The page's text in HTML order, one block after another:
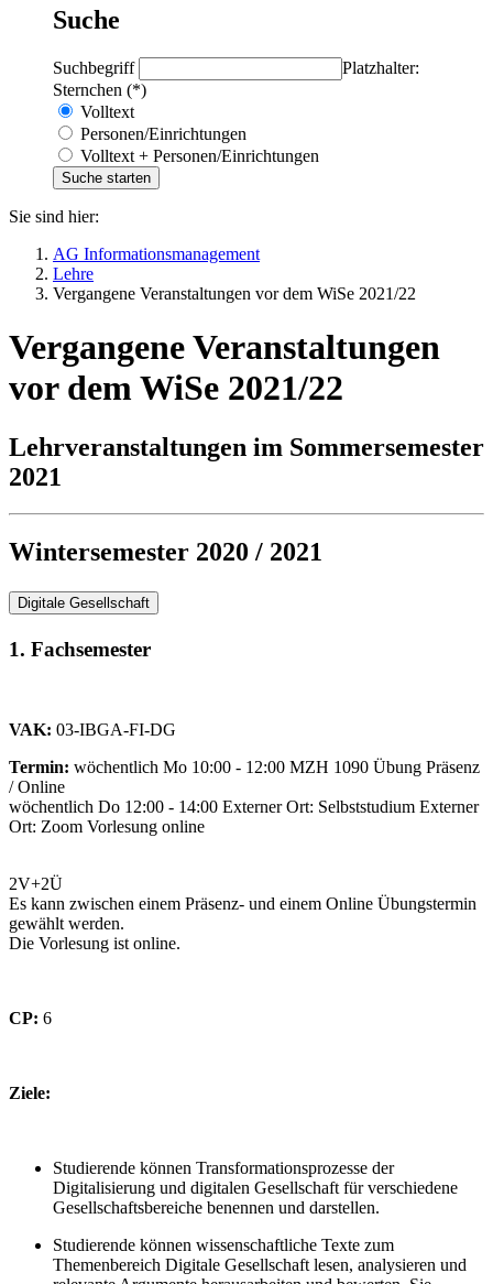
Suche
Suchbegriff
Platzhalter:
Sternchen (*)
Volltext
Personen/Einrichtungen
Volltext + Personen/Einrichtungen
Sie sind hier:
AG Informationsmanagement
Lehre
Vergangene Veranstaltungen vor dem WiSe 2021/22
Vergangene Veranstaltungen
vor dem WiSe 2021/22
Lehrveranstaltungen im Sommersemester
2021
Wintersemester 2020 / 2021
Digitale Gesellschaft
1. Fachsemester
VAK: 03-IBGA-FI-DG
Termin: wöchentlich Mo 10:00 - 12:00 MZH 1090 Übung Präsenz
/ Online
wöchentlich Do 12:00 - 14:00 Externer Ort: Selbststudium Externer
Ort: Zoom Vorlesung online
2V+2Ü
Es kann zwischen einem Präsenz- und einem Online Übungstermin
gewählt werden.
Die Vorlesung ist online.
CP: 6
Ziele:
Studierende können Transformationsprozesse der
Digitalisierung und digitalen Gesellschaft für verschiedene
Gesellschaftsbereiche benennen und darstellen. ​
Studierende können wissenschaftliche Texte zum
Themenbereich Digitale Gesellschaft lesen, analysieren und